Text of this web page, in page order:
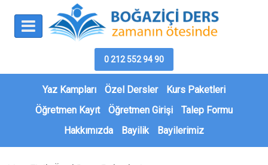
0 212 552 94 90
Yaz Kampları Özel Dersler
Kurs Paketleri
Öğretmen Kayıt
Öğretmen Girişi
Talep Formu
Hakkımızda
Bayilik Bayilerimiz